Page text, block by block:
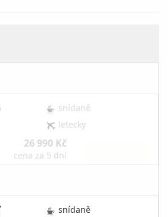
snídaně
letecky
26 990 Kč
cena za 5 dní
snídaně